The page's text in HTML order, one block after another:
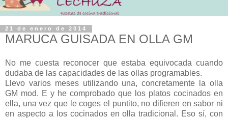
21 de enero de 2014
MARUCA GUISADA EN OLLA GM
No me cuesta reconocer que estaba equivocada cuando
dudaba de las capacidades de las ollas programables.
Llevo varios meses utilizando una, concretamente la olla
GM mod. E y he comprobado que los platos cocinados en
ella, una vez que le coges el puntito, no difieren en sabor ni
en aspecto a los cocinados en olla tradicional. Eso sí, con